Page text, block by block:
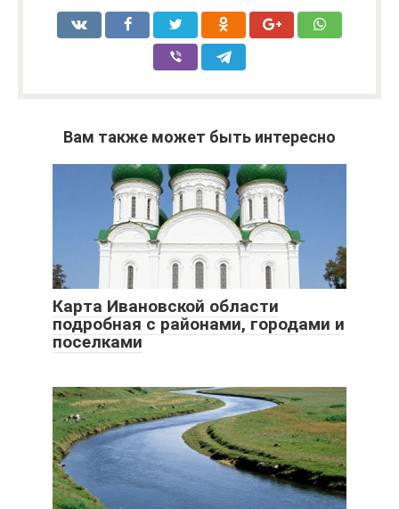
Вам также может быть интересно
Карта Ивановской области
подробная с районами, городами и
поселками